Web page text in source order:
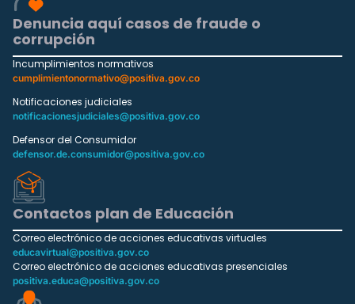
Denuncia aquí casos de fraude o
corrupción
Incumplimientos normativos
cumplimientonormativo@positiva.gov.co
Notificaciones judiciales
notificacionesjudiciales@positiva.gov.co
Defensor del Consumidor
defensor.de.consumidor@positiva.gov.co
Contactos plan de Educación
Correo electrónico de acciones educativas virtuales
educavirtual@positiva.gov.co
Correo electrónico de acciones educativas presenciales
positiva.educa@positiva.gov.co